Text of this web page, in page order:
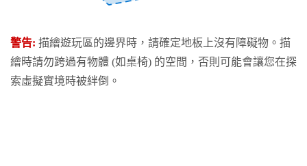
警告: 描繪遊玩區的邊界時，請確定地板上沒有障礙物。描
繪時請勿跨過有物體 (如桌椅) 的空間，否則可能會讓您在探
索虛擬實境時被絆倒。